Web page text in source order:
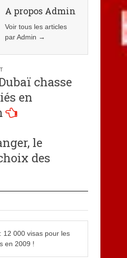
A propos Admin
Voir tous les articles
par Admin →
chasse
en
le
des
12 000 visas pour les
en 2009 !